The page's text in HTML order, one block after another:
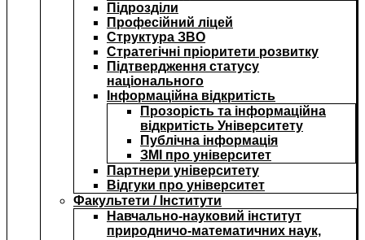
Підрозділи
Професійний ліцей
Структура ЗВО
Стратегічні пріоритети розвитку
Підтвердження статусу
національного
Інформаційна відкритість
Прозорість та інформаційна
відкритість Університету
Публічна інформація
ЗМІ про університет
Партнери університету
Відгуки про університет
Факультети / Інститути
Навчально-науковий інститут
природничо-математичних наук,